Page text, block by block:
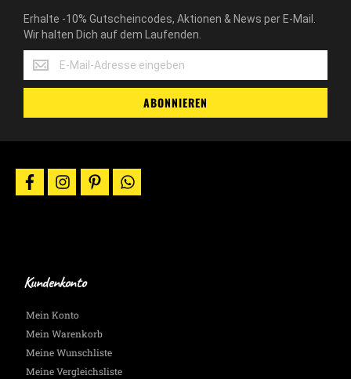
Erhalte -10% Gutscheincodes, Aktionen & News per E-Mail.
Wir halten Dich auf dem Laufenden.
Erhalte
-10%
Gutscheincodes,
&
E-
Mail.
Wir
Laufenden.
ABONNIEREN
facebookinstagrampinterestwhatsapp
Kundenkonto
Mein Konto
Mein Warenkorb
Meine Wunschliste
Meine Vergleichsliste